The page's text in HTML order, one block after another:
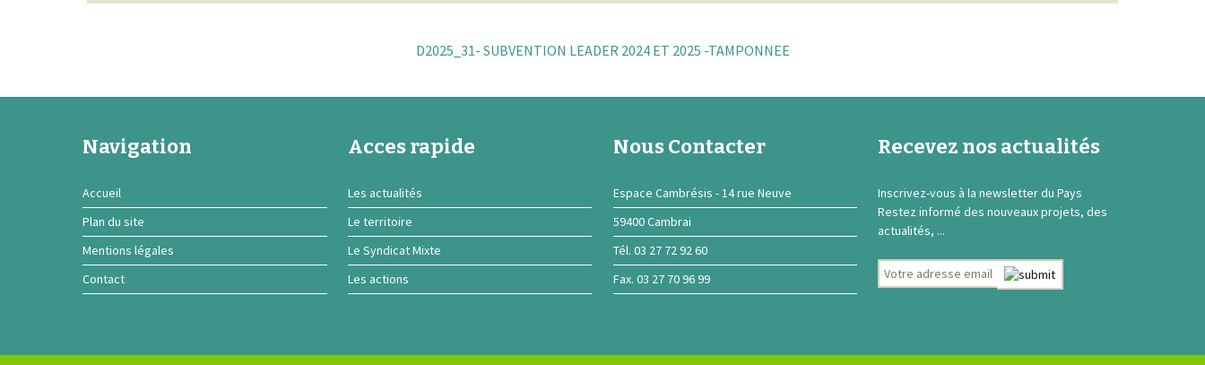
D2025_31- SUBVENTION LEADER 2024 ET 2025 -TAMPONNEE
Navigation
Accueil
Plan du site
Mentions légales
Contact
Acces rapide
Les actualités
Le territoire
Le Syndicat Mixte
Les actions
Nous Contacter
Espace Cambrésis - 14 rue Neuve
59400 Cambrai
Tél. 03 27 72 92 60
Fax. 03 27 70 96 99
Recevez nos actualités
Inscrivez-vous à la newsletter du Pays
Restez informé des nouveaux projets, des
actualités, ...